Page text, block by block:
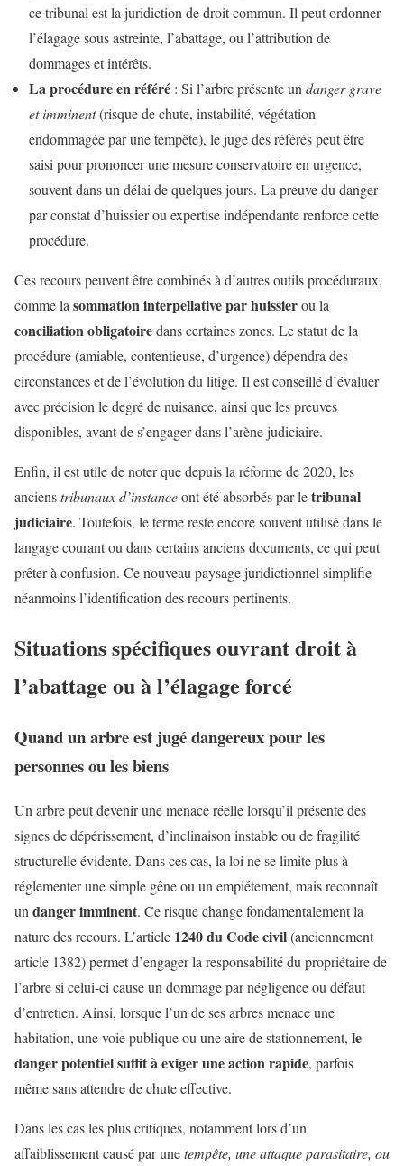
ce tribunal est la juridiction de droit commun. Il peut ordonner
l’élagage sous astreinte, l’abattage, ou l’attribution de
dommages et intérêts.
La procédure en référé : Si l’arbre présente undanger grave
et imminent(risque de chute, instabilité, végétation
endommagée par une tempête), le juge des référés peut être
saisi pour prononcer une mesure conservatoire en urgence,
souvent dans un délai de quelques jours. La preuve du danger
par constat d’huissier ou expertise indépendante renforce cette
procédure.
Ces recours peuvent être combinés à d’autres outils procéduraux,
comme lasommation interpellative par huissierou la
conciliation obligatoiredans certaines zones. Le statut de la
procédure (amiable, contentieuse, d’urgence) dépendra des
circonstances et de l’évolution du litige. Il est conseillé d’évaluer
avec précision le degré de nuisance, ainsi que les preuves
disponibles, avant de s’engager dans l’arène judiciaire.
Enfin, il est utile de noter que depuis la réforme de 2020, les
ancienstribunaux d’instanceont été absorbés par letribunal
judiciaire. Toutefois, le terme reste encore souvent utilisé dans le
langage courant ou dans certains anciens documents, ce qui peut
prêter à confusion. Ce nouveau paysage juridictionnel simplifie
néanmoins l’identification des recours pertinents.
Situations spécifiques ouvrant droit à
l’abattage ou à l’élagage forcé
Quand un arbre est jugé dangereux pour les
personnes ou les biens
Un arbre peut devenir une menace réelle lorsqu’il présente des
signes de dépérissement, d’inclinaison instable ou de fragilité
structurelle évidente. Dans ces cas, la loi ne se limite plus à
réglementer une simple gêne ou un empiétement, mais reconnaît
un danger imminent. Ce risque change fondamentalement la
nature des recours. L’article 1240 du Code civil(anciennement
article 1382) permet d’engager la responsabilité du propriétaire de
l’arbre si celui-ci cause un dommage par négligence ou défaut
d’entretien. Ainsi, lorsque l’un de ses arbres menace une
habitation, une voie publique ou une aire de stationnement, le
danger potentiel suffit à exiger une action rapide, parfois
même sans attendre de chute effective.
Dans les cas les plus critiques, notamment lors d’un
affaiblissement causé par unetempête, une attaque parasitaire, ou